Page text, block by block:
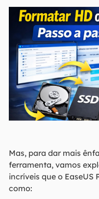
Mas, para dar mais
ferramenta, vamos
incríveis que o EaseUS
como: